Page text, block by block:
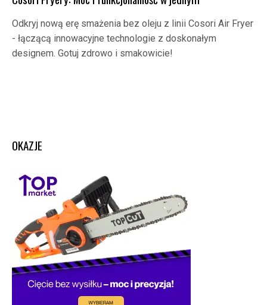
Odkryj nową erę smażenia bez oleju z linii Cosori Air Fryer
- łączącą innowacyjne technologie z doskonałym
designem. Gotuj zdrowo i smakowicie!
OKAZJE